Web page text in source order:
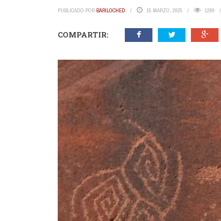
PUBLICADO POR BARILOCHED 15 MARZO, 2025 1289
COMPARTIR: